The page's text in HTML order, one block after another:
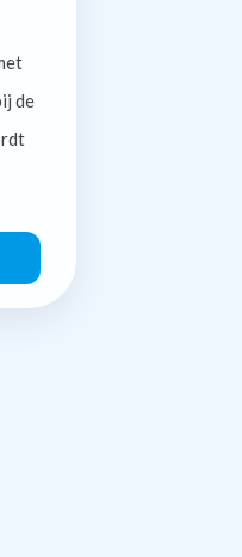
de